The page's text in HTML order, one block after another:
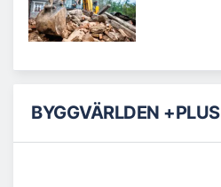
BYGGVÄRLDEN +PLUS